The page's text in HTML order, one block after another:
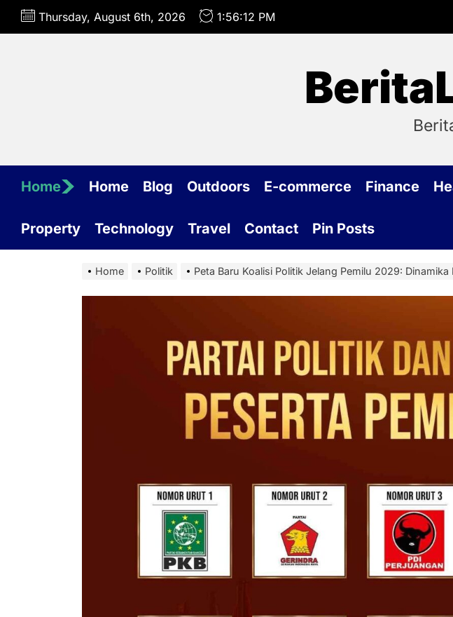
Skip
Thursday, August 6th, 2026 1:56:13 PM
Home Home Blog Outdoors E-commerce Finance
Property Technology Travel Contact Pin Posts
Home Politik Peta Baru Koalisi Politik Jelang Pemilu 2029: